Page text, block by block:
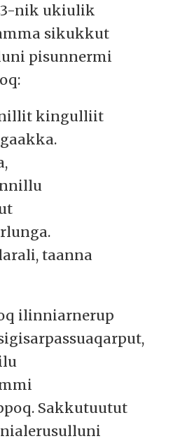
nik ukiulik
sikukkut
pisunnermi
kingulliit
taanna
ilinniarnerup
Sakkutuutut